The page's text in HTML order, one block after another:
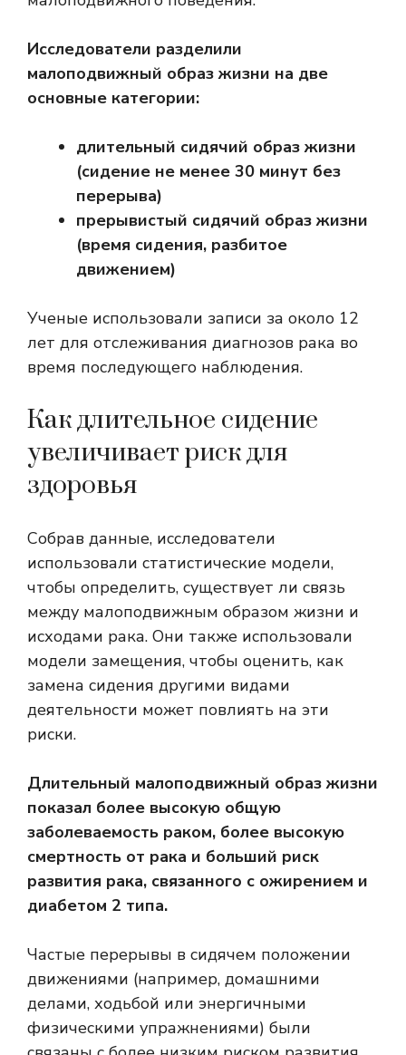
Исследователи разделили
малоподвижный образ жизни на две
основные категории:
длительный сидячий образ жизни
(сидение не менее 30 минут без
перерыва)
прерывистый сидячий образ жизни
(время сидения, разбитое
движением)
Ученые использовали записи за около 12
лет для отслеживания диагнозов рака во
время последующего наблюдения.
Как длительное сидение
увеличивает риск для
здоровья
Собрав данные, исследователи
использовали статистические модели,
чтобы определить, существует ли связь
между малоподвижным образом жизни и
исходами рака. Они также использовали
модели замещения, чтобы оценить, как
замена сидения другими видами
деятельности может повлиять на эти
риски.
Длительный малоподвижный образ жизни
показал более высокую общую
заболеваемость раком, более высокую
смертность от рака и больший риск
развития рака, связанного с ожирением и
диабетом 2 типа.
Частые перерывы в сидячем положении
движениями (например, домашними
делами, ходьбой или энергичными
физическими упражнениями) были